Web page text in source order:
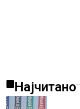
Најчитано